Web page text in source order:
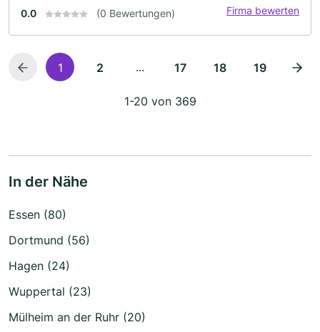
0.0 (0 Bewertungen) Firma bewerten
1 2 ... 17 18 19
1-20 von 369
In der Nähe
Essen (80)
Dortmund (56)
Hagen (24)
Wuppertal (23)
Mülheim an der Ruhr (20)